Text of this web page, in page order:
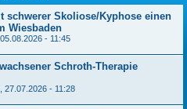
schwerer Skoliose/Kyphose einen
Wiesbaden
- 11:45
Schroth-Therapie
27.07.2026 - 11:28